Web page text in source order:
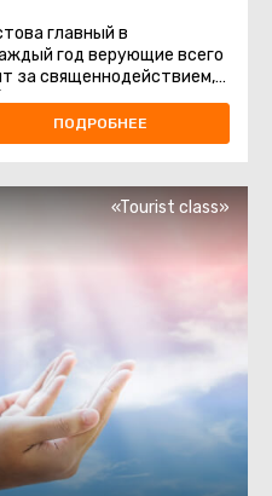
главный в
год верующие всего
за священнодействием,
происходящим в Храме Гроба ...
ПОДРОБНЕЕ
«Tourist class»